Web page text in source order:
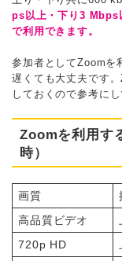
ps以上・下り3 Mbps
で利用できます。
参加者としてZoomを
遅くても大丈夫です
しておくので参考にし
Zoomを利用す
時）
画質
高品質ビデオ
720p HD